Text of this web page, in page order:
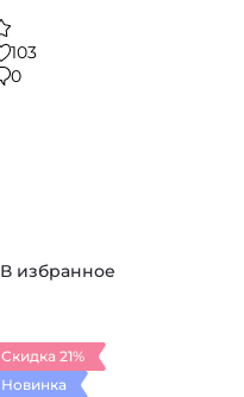
103
0
В избранное
Скидка 21%
Новинка